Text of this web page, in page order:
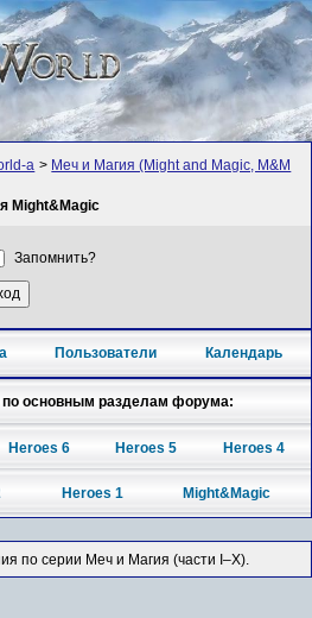
а > Меч и Магия (Might and Magic, M&M
Might&Magic
Запомнить?
Пользователи Календарь
по основным разделам форума:
Heroes 6 Heroes 5 Heroes 4
Heroes 1 Might&Magic
по серии Меч и Магия (части I–X).